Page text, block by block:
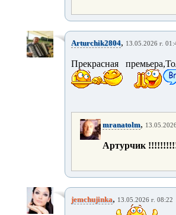
Arturchik2804, 13.05.2026 г.
Прекрасная
mranatolm,
Артурчик
jemchujinka, 13.05.2026 г. 08:22